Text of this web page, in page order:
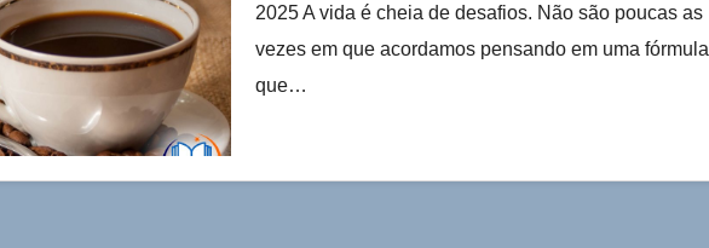
2025 A vida é cheia de desafios. Não são poucas as
vezes em que acordamos pensando em uma fórmula
que…